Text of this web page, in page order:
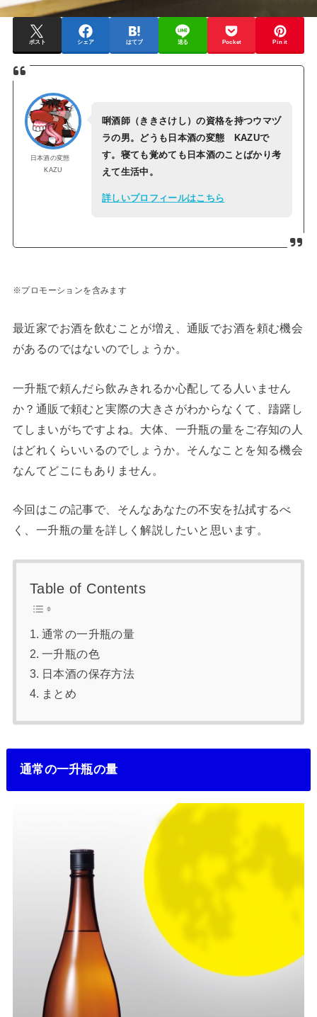
ポスト シェア はてブ 送る Pocket Pin it
日本酒の変態
KAZU
唎酒師（ききさけし）の資格を持つウマヅ
ラの男。どうも日本酒の変態 KAZUで
す。寝ても覚めても日本酒のことばかり考
えて生活中。
詳しいプロフィールはこちら
※プロモーションを含みます
最近家でお酒を飲むことが増え、通販でお酒を頼む機会
があるのではないのでしょうか。
一升瓶で頼んだら飲みきれるか心配してる人いません
か？通販で頼むと実際の大きさがわからなくて、躊躇し
てしまいがちですよね。大体、一升瓶の量をご存知の人
はどれくらいいるのでしょうか。そんなことを知る機会
なんてどこにもありません。
今回はこの記事で、そんなあなたの不安を払拭するべ
く、一升瓶の量を詳しく解説したいと思います。
Table of Contents
通常の一升瓶の量
一升瓶の色
日本酒の保存方法
まとめ
通常の一升瓶の量